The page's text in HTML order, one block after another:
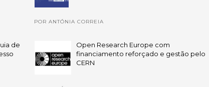
de
POR ANTÓNIA CORREIA
Open Research Europe com
financiamento reforçado e gestão pelo
CERN